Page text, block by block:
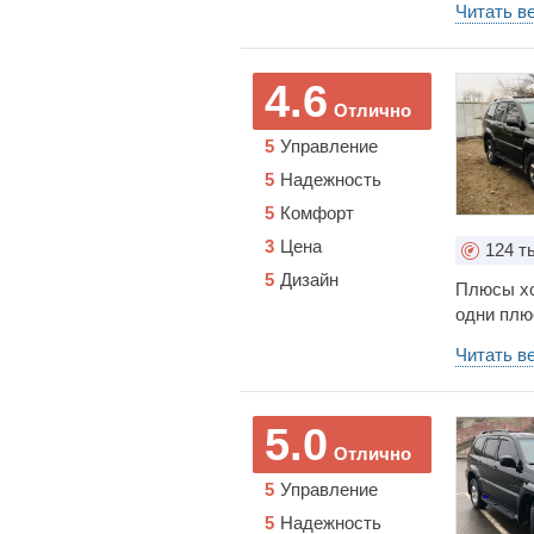
НО
и ехать
камни
Главное,
Конечно,
реально
Как и у
От себя
видам
Читать
Отлично
4.6
Управление
5
Надежность
5
Комфорт
5
Цена
3
Дизайн
5
124
Плюсы
одни
Читать
Отлично
5.0
Управление
5
Надежность
5